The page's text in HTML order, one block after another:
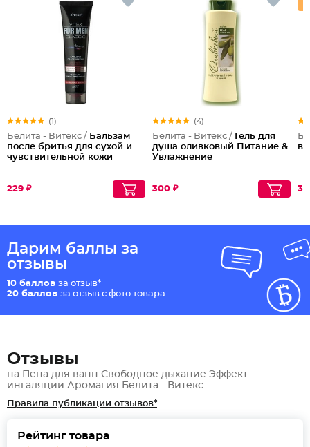
(1)
Белита - Витекс / Бальзам
после бритья для сухой и
чувствительной кожи
229 ₽
(4)
Белита - Витекс / Гель для
душа оливковый Питание &
Увлажнение
300 ₽
Дарим баллы за
отзывы
10 баллов за отзыв*
20 баллов за отзыв с фото товара
Отзывы
на Пена для ванн Свободное дыхание Эффект
ингаляции Аромагия Белита - Витекс
Правила публикации отзывов*
Рейтинг товара